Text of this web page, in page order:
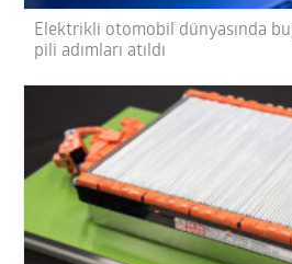
Elektrikli otomobil dünyasında
pili adımları atıldı